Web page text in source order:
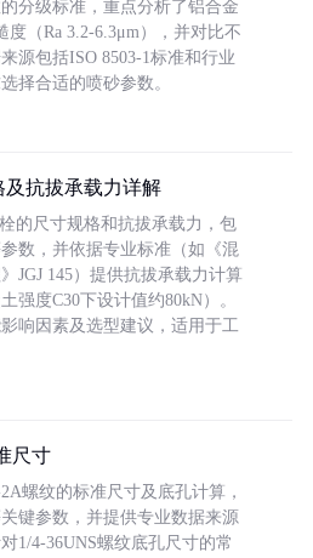
分级标准，重点分析了铝合金
度（Ra 3.2-6.3μm），并对比不
源包括ISO 8503-1标准和行业
择合适的喷砂参数。
抗拔承载力详解
的尺寸规格和抗拔承载力，包
数，并依据专业标准（如《混
JGJ 145）提供抗拔承载力计算
强度C30下设计值约80kN）。
响因素及选型建议，适用于工
尺寸
螺纹的标准尺寸及底孔计算，
键参数，并提供专业数据来源
1/4-36UNS螺纹底孔尺寸的常